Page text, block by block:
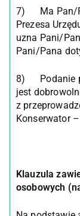
7) Ma Pan/
Prezesa
uzna Pani/
Pani/Pana
8) Podanie
jest
z
Konserwator
Klauzula
osobowych